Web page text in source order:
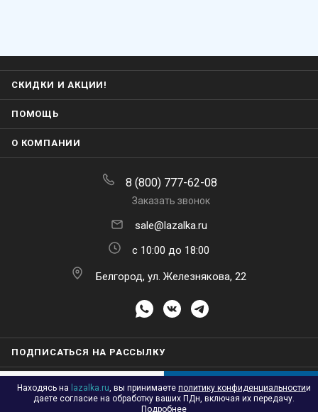
В КОРЗИНУ
СКИДКИ И АКЦИИ!
ПОМОЩЬ
О КОМПАНИИ
8 (800) 777-62-08
Заказать звонок
sale@lazalka.ru
с 10:00 до 18:00
Белгород, ул. Железнякова, 22
ПОДПИСАТЬСЯ НА РАССЫЛКУ
Находясь на lazalka.ru, вы принимаете политику конфиденциальностии
даете согласие на обработку ваших ПДн, включая их передачу.
Подробнее